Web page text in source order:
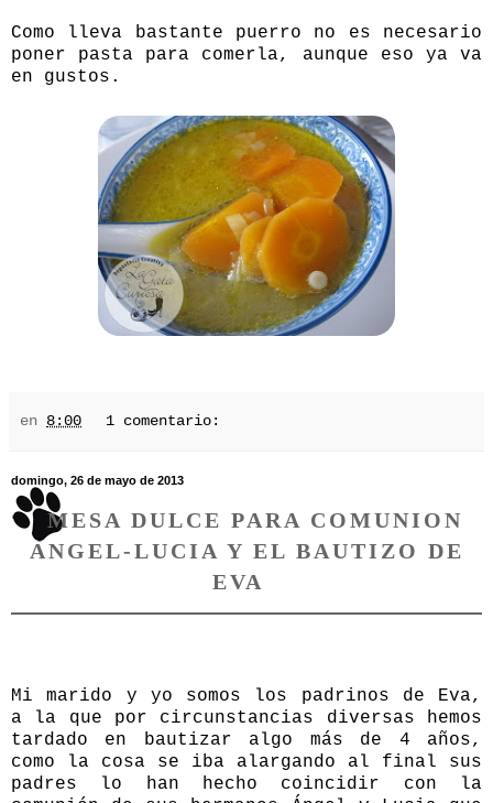
Como lleva bastante puerro no es necesario
poner pasta para comerla, aunque eso ya va
en gustos.
en 8:00 1 comentario:
domingo, 26 de mayo de 2013
MESA DULCE PARA COMUNION
ANGEL-LUCIA Y EL BAUTIZO DE
EVA
Mi marido y yo somos los padrinos de Eva,
a la que por circunstancias diversas hemos
tardado en bautizar algo más de 4 años,
como la cosa se iba alargando al final sus
padres lo han hecho coincidir con la